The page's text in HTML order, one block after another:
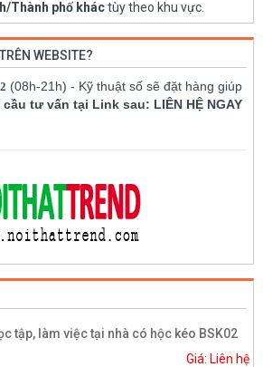
Thành phố kháctùy theo khu vực.
WEBSITE?
(08h-21h) - Kỹ thuật số sẽ đặt hàng giúp
tư vấn tại Link sau: LIÊN HỆ NGAY
tập, làm việc tại nhà có hộc kéo BSK02
Giá: Liên hệ